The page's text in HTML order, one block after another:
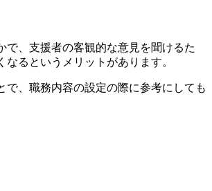
、支援者の客観的な意見を聞けるた
るというメリットがあります。
、職務内容の設定の際に参考にしても